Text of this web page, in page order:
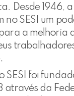
Desde 1946,
no SESI um
a melhoria
SESI foi
através da